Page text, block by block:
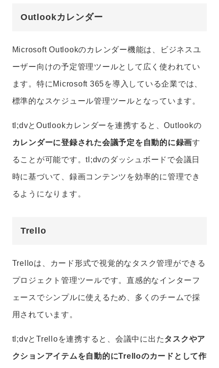
Outlookカレンダー
Microsoft Outlookのカレンダー機能は、ビジネスユ
ーザー向けの予定管理ツールとして広く使われてい
ます。特にMicrosoft 365を導入している企業では、
標準的なスケジュール管理ツールとなっています。
tl;dvとOutlookカレンダーを連携すると、Outlookの
カレンダーに登録された会議予定を自動的に録画す
ることが可能です。tl;dvのダッシュボードで会議日
時に基づいて、録画コンテンツを効率的に管理でき
るようになります。
Trello
Trelloは、カード形式で視覚的なタスク管理ができる
プロジェクト管理ツールです。直感的なインターフ
ェースでシンプルに使えるため、多くのチームで採
用されています。
tl;dvとTrelloを連携すると、会議中に出たタスクやア
クションアイテムを自動的にTrelloのカードとして作